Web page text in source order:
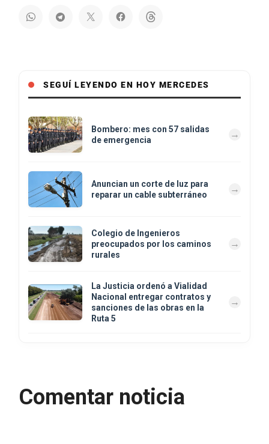
SEGUÍ LEYENDO EN HOY MERCEDES
Bombero: mes con 57 salidas
de emergencia
Anuncian un corte de luz para
reparar un cable subterráneo
Colegio de Ingenieros
preocupados por los caminos
rurales
La Justicia ordenó a Vialidad
Nacional entregar contratos y
sanciones de las obras en la
Ruta 5
Comentar noticia